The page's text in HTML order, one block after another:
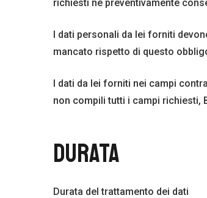
richiesti né preventivamente
I dati personali da lei forniti
mancato rispetto di questo
I dati da lei forniti nei campi
non compili tutti i campi richiesti,
DURATA
Durata del trattamento dei dati